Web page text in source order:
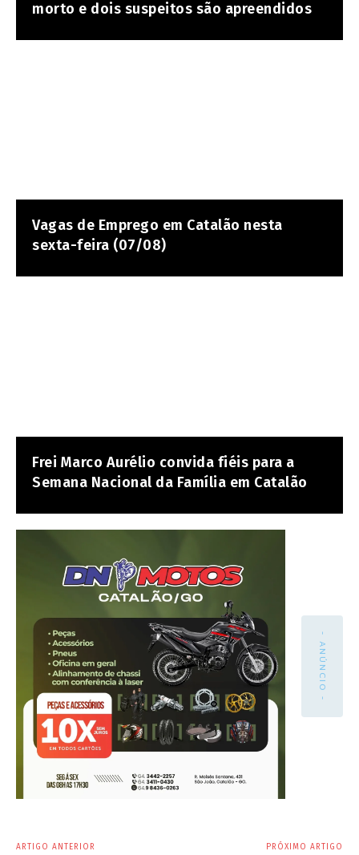
morto e dois suspeitos são apreendidos
Vagas de Emprego em Catalão nesta
sexta-feira (07/08)
Frei Marco Aurélio convida fiéis para a
Semana Nacional da Família em Catalão
- ANÚNCIO -
ARTIGO ANTERIOR PRÓXIMO ARTIGO